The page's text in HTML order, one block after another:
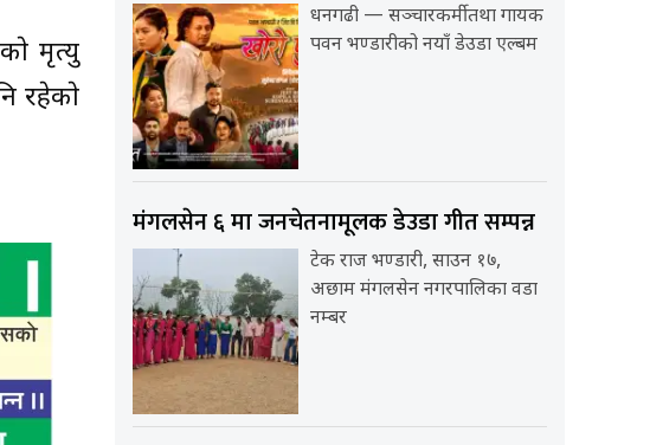
मृत्यु
रहेकाे
धनगढी — सञ्चारकर्मी तथा गायक
पवन भण्डारीको नयाँ डेउडा एल्बम
मंगलसेन ६ मा जनचेतनामूलक डेउडा गीत सम्पन्न
टेक राज भण्डारी, साउन १७,
अछाम मंगलसेन नगरपालिका वडा
नम्बर